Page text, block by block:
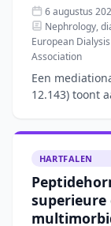
6 augustus
Nephrology,
European
Association
Een
12.143) toont
HARTFALEN